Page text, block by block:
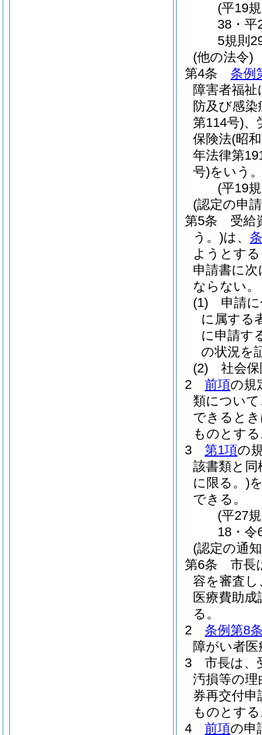
(平19
38・平
5規則
(他の法令)
第4条
条例
障害者福
防及び感
第114号)、
保険法(昭
年法律第
号)をいう
(平19
(認定の申
第5条
受給
う。)は、
ようとす
申請書に
ならない。
(1)
申請
に属する
に申請す
の状況を
(2)
社会
2
前項の規
類につい
できると
ものとす
3
第1項の
該書類と
に限る。)
できる。
(平27
18・令
(認定の通
第6条
市長
容を審査
医療費助成
る。
2
条例第8
障がい者
3
市長は、
汚損等の理
券再交付
ものとす
4
前項の申